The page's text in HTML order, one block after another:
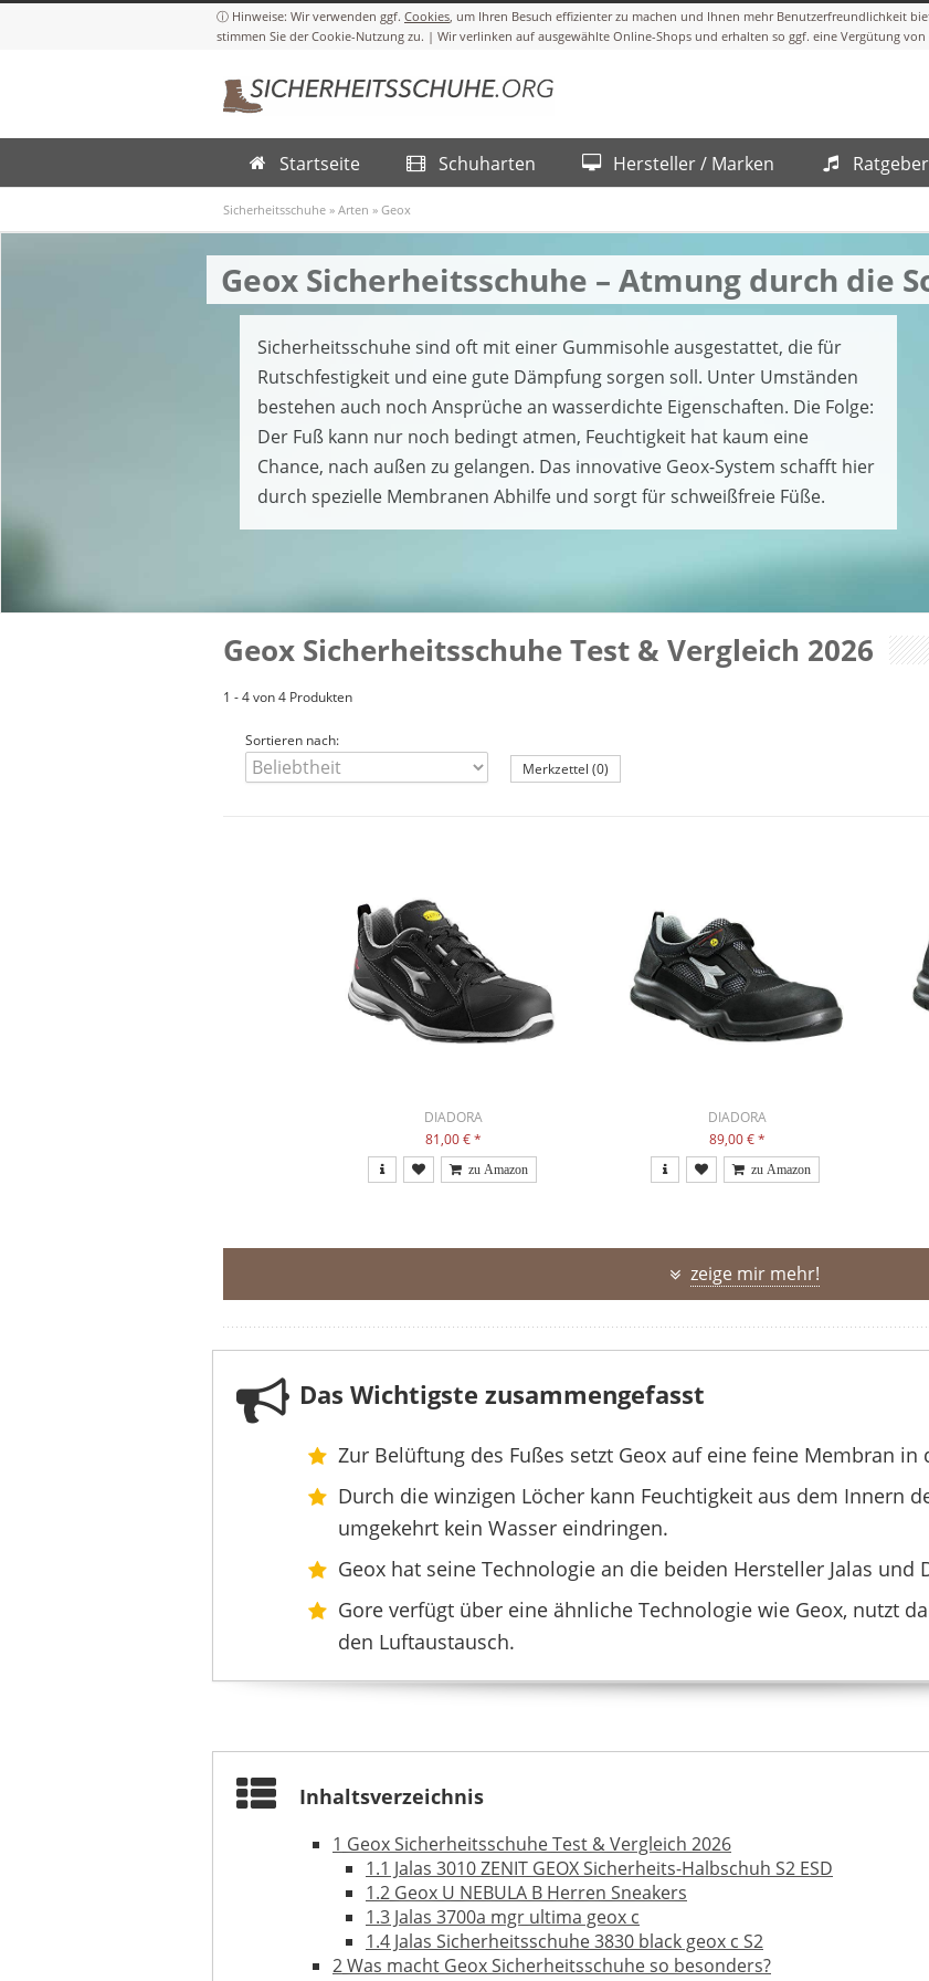
Cookies
Startseite Schuharten Hersteller / Marken Ratgeber
Sicherheitsschuhe » Arten » Geox
Geox Sicherheitsschuhe – Atmung durch die
Sicherheitsschuhe sind oft mit einer Gummisohle ausgestattet, die für
Rutschfestigkeit und eine gute Dämpfung sorgen soll. Unter Umständen
bestehen auch noch Ansprüche an wasserdichte Eigenschaften. Die Folge:
Der Fuß kann nur noch bedingt atmen, Feuchtigkeit hat kaum eine
Chance, nach außen zu gelangen. Das innovative Geox-System schafft hier
durch spezielle Membranen Abhilfe und sorgt für schweißfreie Füße.
Geox Sicherheitsschuhe Test & Vergleich 2026
1 - 4 von 4 Produkten
Sortieren nach:
Merkzettel (0)
DIADORA
81,00 €*
DIADORA
89,00 €*
zeige mir mehr!
Das Wichtigste zusammengefasst
Zur Belüftung des Fußes setzt Geox auf eine feine Membran in
Durch die winzigen Löcher kann Feuchtigkeit aus dem Innern
umgekehrt kein Wasser eindringen.
Geox hat seine Technologie an die beiden Hersteller Jalas und
Gore verfügt über eine ähnliche Technologie wie Geox, nutzt
den Luftaustausch.
Inhaltsverzeichnis
1 Geox Sicherheitsschuhe Test & Vergleich 2026
1.1 Jalas 3010 ZENIT GEOX Sicherheits-Halbschuh S2 ESD
1.2 Geox U NEBULA B Herren Sneakers
1.3 Jalas 3700a mgr ultima geox c
1.4 Jalas Sicherheitsschuhe 3830 black geox c S2
2Was macht Geox Sicherheitsschuhe so besonders?